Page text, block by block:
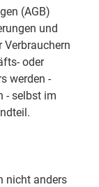
(AGB)
und
Verbrauchern
oder
werden -
- selbst im
nicht anders